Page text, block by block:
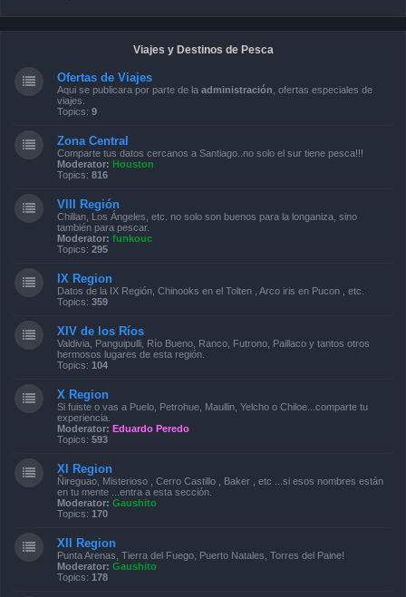
Viajes y Destinos de Pesca
Ofertas de Viajes
Aqui se publicara por parte de la administración , ofertas especiales de
viajes.
Topics: 9
Zona Central
Comparte tus datos cercanos a Santiago..no solo el sur tiene pesca!!!
Moderator: Houston
Topics: 816
VIII Región
Chillan, Los Ángeles, etc. no solo son buenos para la longaniza, sino
también para pescar.
Moderator: funkouc
Topics: 295
IX Region
Datos de la IX Región, Chinooks en el Tolten , Arco iris en Pucon , etc.
Topics: 359
XIV de los Ríos
Valdivia, Panguipulli, Río Bueno, Ranco, Futrono, Paillaco y tantos otros
hermosos lugares de esta región.
Topics: 104
X Region
Si fuiste o vas a Puelo, Petrohue, Maullin, Yelcho o Chiloe...comparte tu
experiencia.
Moderator: Eduardo Peredo
Topics: 593
XI Region
Ñireguao, Misterioso , Cerro Castillo , Baker , etc ...si esos nombres están
en tu mente ...entra a esta sección.
Moderator: Gaushito
Topics: 170
XII Region
Punta Arenas, Tierra del Fuego, Puerto Natales, Torres del Paine!
Moderator: Gaushito
Topics: 178